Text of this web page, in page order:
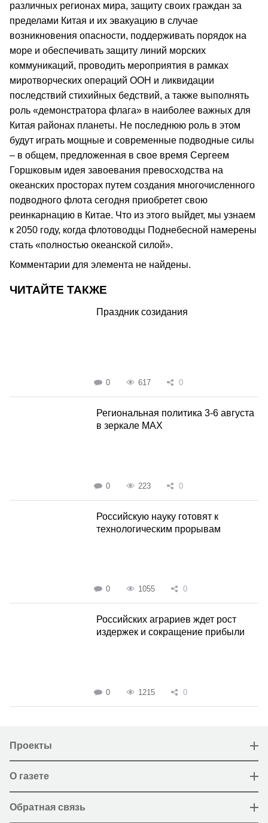
различных регионах мира, защиту своих граждан за
пределами Китая и их эвакуацию в случае
возникновения опасности, поддерживать порядок на
море и обеспечивать защиту линий морских
коммуникаций, проводить мероприятия в рамках
миротворческих операций ООН и ликвидации
последствий стихийных бедствий, а также выполнять
роль «демонстратора флага» в наиболее важных для
Китая районах планеты. Не последнюю роль в этом
будут играть мощные и современные подводные силы
– в общем, предложенная в свое время Сергеем
Горшковым идея завоевания превосходства на
океанских просторах путем создания многочисленного
подводного флота сегодня приобретет свою
реинкарнацию в Китае. Что из этого выйдет, мы узнаем
к 2050 году, когда флотоводцы Поднебесной намерены
стать «полностью океанской силой».
Комментарии для элемента не найдены.
ЧИТАЙТЕ ТАКЖЕ
Праздник созидания
0 617 0
Региональная политика 3-6 августа
в зеркале MAX
0 223 0
Российскую науку готовят к
технологическим прорывам
0 1055 0
Российских аграриев ждет рост
издержек и сокращение прибыли
0 1215 0
Проекты
О газете
Обратная связь